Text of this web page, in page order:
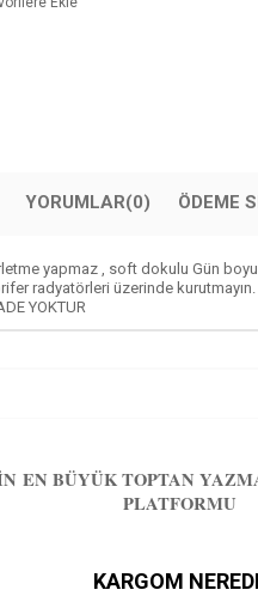
YORUMLAR(0) ÖDEME
yapmaz , soft dokulu Gün boyu
radyatörleri üzerinde
YOKTUR
EN BÜYÜK TOPTAN
PLATFORMU
KARGOM